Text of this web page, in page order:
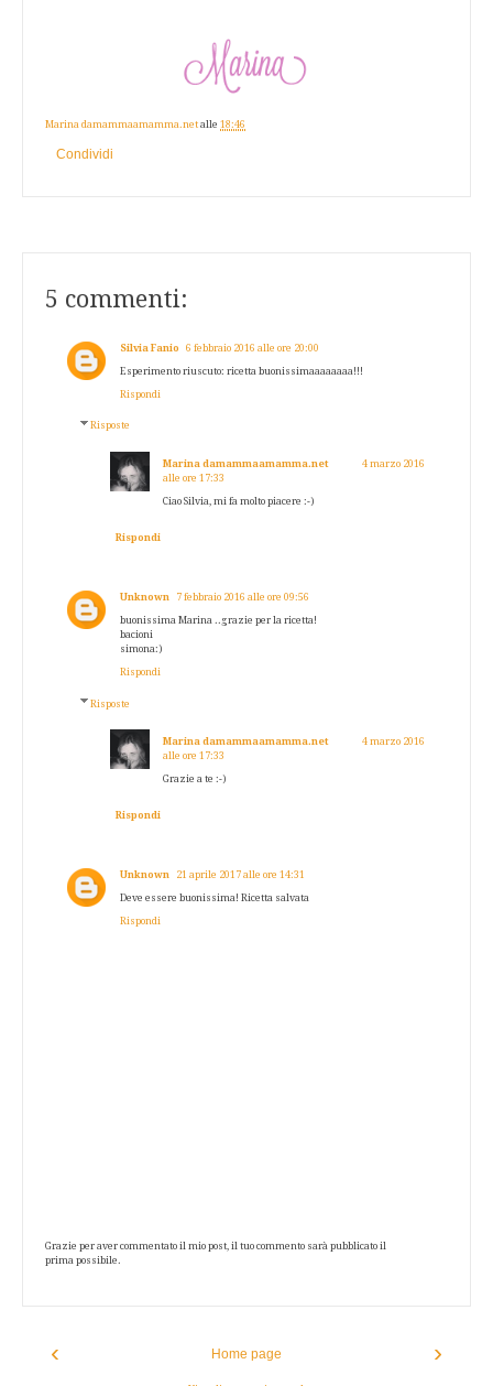
Marina damammaamamma.net alle 18:46
Condividi
5 commenti:
Silvia Fanio 6 febbraio 2016 alle ore 20:00
Esperimento riuscuto: ricetta buonissimaaaaaaaa!!!
Rispondi
Risposte
Marina damammaamamma.net
4 marzo 2016
alle ore 17:33
Ciao Silvia, mi fa molto piacere :-)
Rispondi
Unknown 7 febbraio 2016 alle ore 09:56
buonissima Marina ..grazie per la ricetta!
bacioni
simona:)
Rispondi
Risposte
Marina damammaamamma.net
4 marzo 2016
alle ore 17:33
Grazie a te :-)
Rispondi
Unknown 21 aprile 2017 alle ore 14:31
Deve essere buonissima! Ricetta salvata
Rispondi
Grazie per aver commentato il mio post, il tuo commento sarà pubblicato il
prima possibile.
‹ ›
Home page